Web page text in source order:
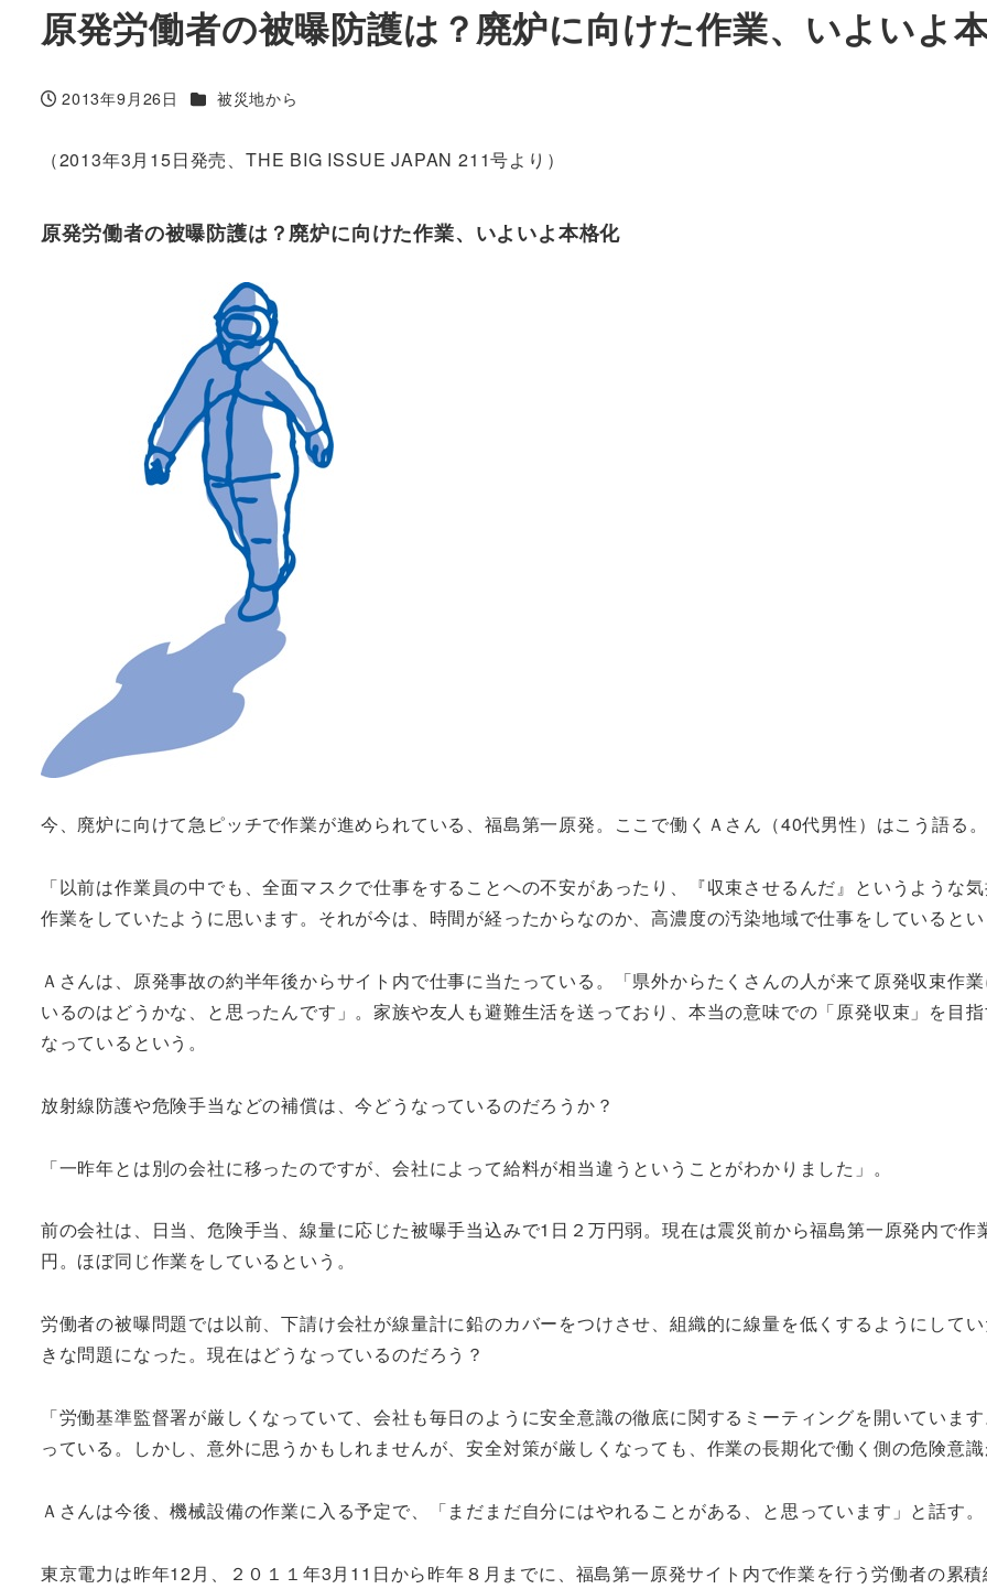
原発労働者の被曝防護は？廃炉に向けた作業、いよいよ
投稿日
2013年9月26日 カテゴリー
被災地から
（2013年3月15日発売、THE BIG ISSUE JAPAN 211号より）
原発労働者の被曝防護は？廃炉に向けた作業、いよいよ本格化
今、廃炉に向けて急ピッチで作業が進められている、福島第一原発。ここで働くＡさん（40代男性）はこう語る。
「以前は作業員の中でも、全面マスクで仕事をすることへの不安があったり、『収束させるんだ』というような
作業をしていたように思います。それが今は、時間が経ったからなのか、高濃度の汚染地域で仕事をしていると
Ａさんは、原発事故の約半年後からサイト内で仕事に当たっている。「県外からたくさんの人が来て原発収束作
いるのはどうかな、と思ったんです」。家族や友人も避難生活を送っており、本当の意味での「原発収束」を目
なっているという。
放射線防護や危険手当などの補償は、今どうなっているのだろうか？
「一昨年とは別の会社に移ったのですが、会社によって給料が相当違うということがわかりました」。
前の会社は、日当、危険手当、線量に応じた被曝手当込みで1日２万円弱。現在は震災前から福島第一原発内で
円。ほぼ同じ作業をしているという。
労働者の被曝問題では以前、下請け会社が線量計に鉛のカバーをつけさせ、組織的に線量を低くするようにして
きな問題になった。現在はどうなっているのだろう？
「労働基準監督署が厳しくなっていて、会社も毎日のように安全意識の徹底に関するミーティングを開いていま
っている。しかし、意外に思うかもしれませんが、安全対策が厳しくなっても、作業の長期化で働く側の危険意
Ａさんは今後、機械設備の作業に入る予定で、「まだまだ自分にはやれることがある、と思っています」と話す。
東京電力は昨年12月、２０１１年3月11日から昨年８月までに、福島第一原発サイト内で作業を行う労働者の累